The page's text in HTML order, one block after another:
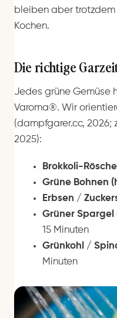
bleiben aber
Kochen.
Die richtige
Jedes grüne Gemüse
Varoma®. Wir
(dampfgarer.cc,
2025):
Brokkoli-
Grüne Bohnen
Erbsen /
Grüner
15 Minuten
Grünkohl /
Minuten